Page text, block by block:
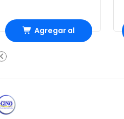
Agregar al